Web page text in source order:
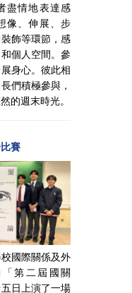
盡情地表達感
像、伸展、步
飾等環節，感
個人空間。參
身心。彼此相
們積極參與，
的週末時光。
賽
國際關係及外
第二屆國關
日上演了一場